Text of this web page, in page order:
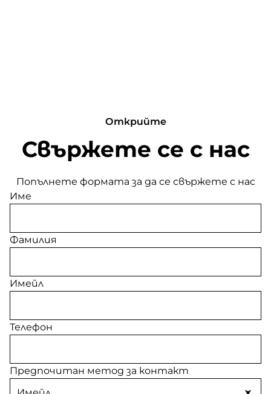
Открийте
Свържете се с нас
Попълнете формата за да се свържете с нас
Име
Фамилия
Имейл
Телефон
Предпочитан метод за контакт